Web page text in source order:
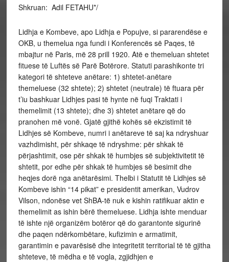
Shkruan: Adil FETAHU*/
Lidhja e Kombeve, apo Lidhja e Popujve, si pararendëse e
OKB, u themelua nga fundi i Konferencës së Paqes, të
mbajtur në Paris, më 28 prill 1920. Atë e themeluan shtetet
fituese të Luftës së Parë Botërore. Statuti parashikonte tri
kategori të shteteve anëtare: 1) shtetet-anëtare
themeluese (32 shtete); 2) shtetet (neutrale) të ftuara për
t’iu bashkuar Lidhjes pasi të hynte në fuqi Traktati i
themelimit (13 shtete); dhe 3) shtetet anëtare që do
pranohen më vonë. Gjatë gjithë kohës së ekzistimit të
Lidhjes së Kombeve, numri i anëtareve të saj ka ndryshuar
vazhdimisht, për shkaqe të ndryshme: për shkak të
përjashtimit, ose për shkak të humbjes së subjektivitetit të
shtetit, por edhe për shkak të humbjes së besimit dhe
heqjes dorë nga anëtarësimi. Thelbi i Statutit të Lidhjes së
Kombeve ishin “14 pikat” e presidentit amerikan, Vudrov
Vilson, ndonëse vet ShBA-të nuk e kishin ratifikuar aktin e
themelimit as ishin bërë themeluese. Lidhja ishte menduar
të ishte një organizëm botëror që do garantonte sigurinë
dhe paqen ndërkombëtare, kufizimin e armatimit,
garantimin e pavarësisë dhe integritetit territorial të të gjitha
shteteve, të mëdha e të vogla, zgjidhjen e